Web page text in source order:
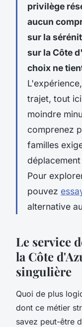
privilège
aucun
sur la
sur la Côte
choix ne
trajet, tout
moindre
comprenez
familles
Pour
pouvez
alternative
Le service
la Côte
singulière
Quoi de plus
dont ce métier
savez peut-être